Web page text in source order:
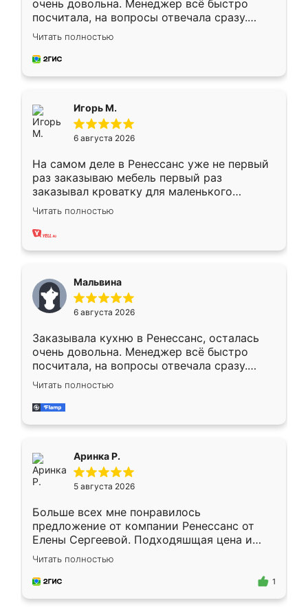
очень довольна. Менеджер всё быстро
посчитала, на вопросы отвечала сразу.
Замерщик приехал в субботу, подошёл к
делу со всей ответственностью. Собрали
за день, ребята работали аккуратно, даже
Читать полностью
Игорь М.
6 августа 2026
На самом деле в Ренессанс уже не первый
раз заказываю мебель первый раз
заказывал кроватку для маленького
ребёнка при его рождении ,во второй раз
заказал шкаф-купе. По качеству очень
хорошее сборка достаточно быстрая,
меньше, здесь же он более разнообразный.
Мне нравится ,если что-то потребуется из
мебели буду заказывать только здесь.
Читать полностью
Мальвина
6 августа 2026
Заказывала кухню в Ренессанс, осталась
очень довольна. Менеджер всё быстро
посчитала, на вопросы отвечала сразу.
Замерщик приехал в субботу, подошёл к
делу со всей ответственностью. Собрали
за день, ребята работали аккуратно, даже
Читать полностью
Аринка Р.
5 августа 2026
Больше всех мне понравилось
предложение от компании Ренессанс от
Елены Сергеевой. Подходяшщая цена и
короткие сроки изготовления. Приехавший
для замера сотрудник Владислав
предложил по моему эскизу самый
Читать полностью
1